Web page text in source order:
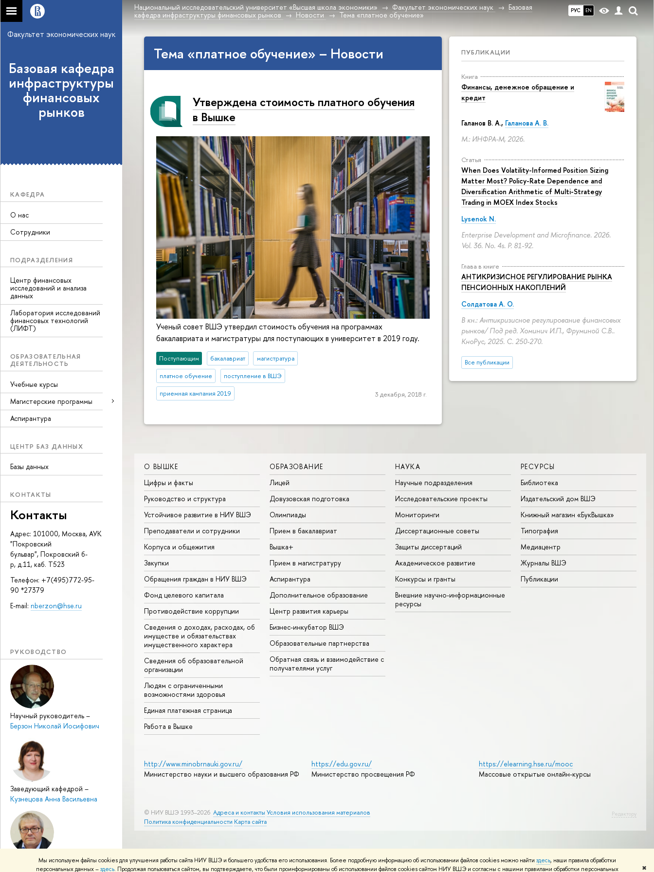
Мы используем файлы cookies для улучшения работы сайта НИУ ВШЭ и большего удобства его использования. Более подробную информацию об использовании файлов cookies можно найти здесь, наши правила обработки
персональных данных –здесь. Продолжая пользоваться сайтом, вы подтверждаете, что были проинформированы об использовании файлов cookies сайтом НИУ ВШЭ и согласны с нашими правилами обработки персональных ✖
РУС EN
Национальный исследовательский университет «Высшая школа экономики» Факультет экономических наук
Базовая
кафедра инфраструктуры финансовых рынков
Новости Тема «платное обучение»
Факультет экономических наук
Базовая кафедра
инфраструктуры
финансовых
рынков
КАФЕДРА
О нас
Сотрудники
ПОДРАЗДЕЛЕНИЯ
Центр финансовых
исследований и анализа
данных
Лаборатория исследований
финансовых технологий
(ЛИФТ)
ОБРАЗОВАТЕЛЬНАЯ
ДЕЯТЕЛЬНОСТЬ
Учебные курсы
Магистерские программы
Аспирантура
ЦЕНТР БАЗ ДАННЫХ
Базы данных
КОНТАКТЫ
Контакты
Адрес: 101000, Москва, АУК
"Покровский
бульвар", Покровский б-
р, д.11, каб. Т523
Телефон: +7(495)772-95-
90 *27379
E-mail: nberzon@hse.ru
РУКОВОДСТВО
Научный руководитель –
Берзон Николай Иосифович
Заведующий кафедрой –
Кузнецова Анна Васильевна
Заместитель заведующего
ПУБЛИКАЦИИ
Книга
Финансы, денежное обращение и
кредит
Галанов В. А., Галанова А. В.
М.: ИНФРА-М, 2026.
Статья
When Does Volatility-Informed Position Sizing
Matter Most? Policy-Rate Dependence and
Diversification Arithmetic of Multi-Strategy
Trading in MOEX Index Stocks
Lysenok N.
Enterprise Development and Microfinance. 2026.
Vol. 36. No. 4s. P. 81-92.
Глава в книге
АНТИКРИЗИСНОЕ РЕГУЛИРОВАНИЕ РЫНКА
ПЕНСИОННЫХ НАКОПЛЕНИЙ
Солдатова А. О.
В кн.: Антикризисное регулирование финансовых
рынков/ Под ред. Хоминич И.П., Фруминой С.В..
КноРус, 2025. С. 250-270.
Все публикации
Тема «платное обучение» – Новости
Утверждена стоимость платного обучения
в Вышке
Ученый совет ВШЭ утвердил стоимость обучения на программах
бакалавриата и магистратуры для поступающих в университет в 2019 году.
Поступающим бакалавриат магистратура
платное обучение поступление в ВШЭ
приемная кампания 2019 3 декабря, 2018 г.
О ВЫШКЕ
Цифры и факты
Руководство и структура
Устойчивое развитие в НИУ ВШЭ
Преподаватели и сотрудники
Корпуса и общежития
Закупки
Обращения граждан в НИУ ВШЭ
Фонд целевого капитала
Противодействие коррупции
Сведения о доходах, расходах, об
имуществе и обязательствах
имущественного характера
Сведения об образовательной
организации
Людям с ограниченными
возможностями здоровья
Единая платежная страница
Работа в Вышке
ОБРАЗОВАНИЕ
Лицей
Довузовская подготовка
Олимпиады
Прием в бакалавриат
Вышка+
Прием в магистратуру
Аспирантура
Дополнительное образование
Центр развития карьеры
Бизнес-инкубатор ВШЭ
Образовательные партнерства
Обратная связь и взаимодействие с
получателями услуг
НАУКА
Научные подразделения
Исследовательские проекты
Мониторинги
Диссертационные советы
Защиты диссертаций
Академическое развитие
Конкурсы и гранты
Внешние научно-информационные
ресурсы
РЕСУРСЫ
Библиотека
Издательский дом ВШЭ
Книжный магазин «БукВышка»
Типография
Медиацентр
Журналы ВШЭ
Публикации
http://www.minobrnauki.gov.ru/
Министерство науки и высшего образования РФ
https://edu.gov.ru/
Министерство просвещения РФ
https://elearning.hse.ru/mooc
Массовые открытые онлайн-курсы
© НИУ ВШЭ 1993–2026 Адреса и контакты Условия использования материалов
Политика конфиденциальности Карта сайта
Редактору